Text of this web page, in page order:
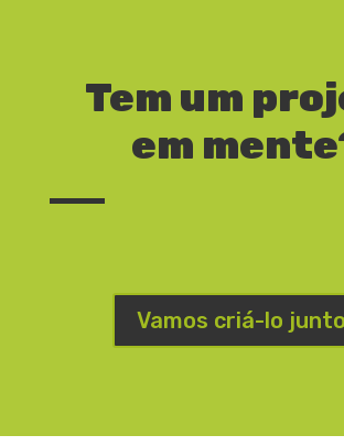
Tem um
em
Vamos criá-lo